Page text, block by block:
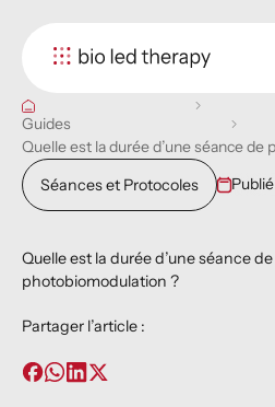
Guides
Quelle est la durée d’une séance
Séances et Protocoles
Quelle est la durée d’une séance de
photobiomodulation ?
Partager l’article :